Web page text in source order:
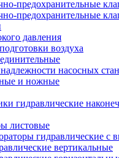
предохранительные
предохранительные
давления
воздуха
насосных
и ножные
гидравлические
листовые
гидравлические с
вертикальные